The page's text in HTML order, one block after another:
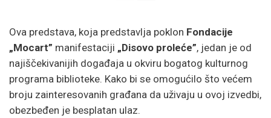
Ova predstava, koja predstavlja poklon Fondacije
„Mocart” manifestaciji „Disovo proleće”, jedan je od
najiščekivanijih događaja u okviru bogatog kulturnog
programa biblioteke. Kako bi se omogućilo što većem
broju zainteresovanih građana da uživaju u ovoj izvedbi,
obezbeđen je besplatan ulaz.